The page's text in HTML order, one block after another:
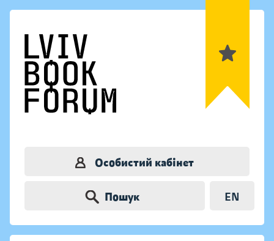
Особистий кабінет
Пошук EN